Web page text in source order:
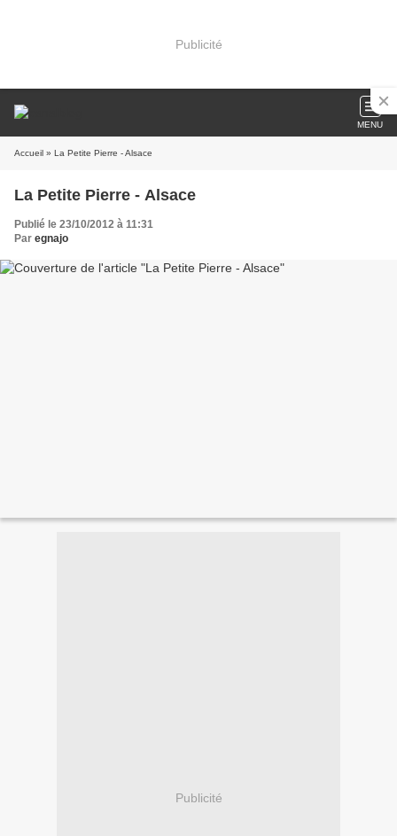
Publicité
MENU
Accueil » La Petite Pierre - Alsace
La Petite Pierre - Alsace
Publié le 23/10/2012 à 11:31
Par egnajo
Publicité